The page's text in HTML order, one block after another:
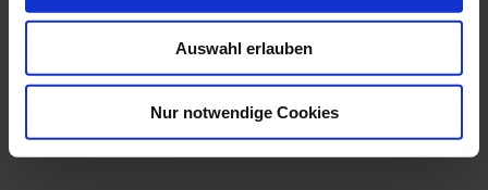
Auswahl erlauben
Nur notwendige Cookies